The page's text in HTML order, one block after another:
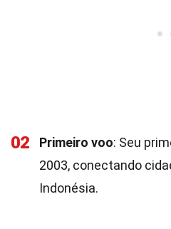
02 Primeiro voo: Seu
2003, conectando
Indonésia.